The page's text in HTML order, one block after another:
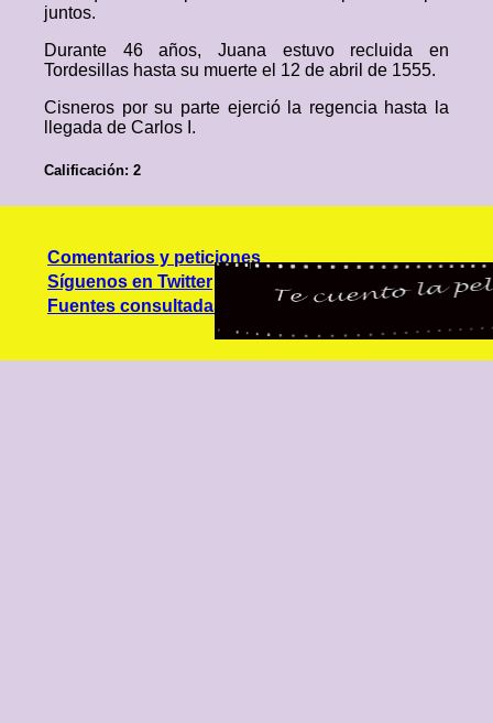
juntos.
Durante 46 años, Juana estuvo recluida en
Tordesillas hasta su muerte el 12 de abril de 1555.
Cisneros por su parte ejerció la regencia hasta la
llegada de Carlos I.
Calificación: 2
Comentarios y peticiones
Síguenos en Twitter
Fuentes consultadas